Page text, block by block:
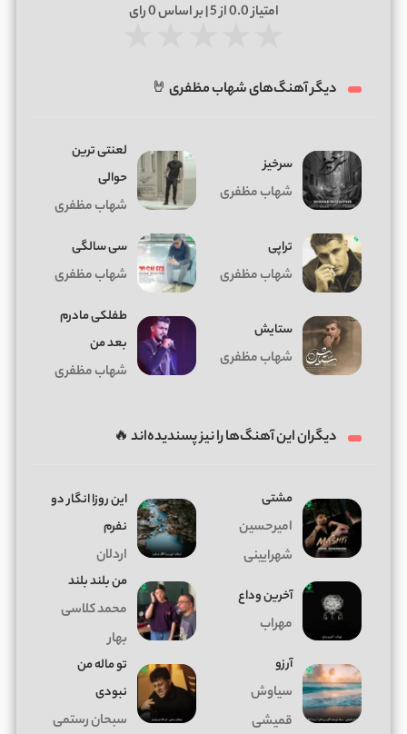
امتیاز0.0از 5 | بر اساس 0رای
دیگر آهنگ‌های شهاب مظفری 🤘
سرخیز
شهاب مظفری
لعنتی ترین
حوالی
شهاب مظفری
تراپی
شهاب مظفری
سی سالگی
شهاب مظفری
ستایش
شهاب مظفری
طفلکی مادرم
بعد من
شهاب مظفری
دیگران این آهنگ‌ها را نیز پسندیده‌اند 🔥
مشتی
امیرحسین
شهرایینی
این روزا انگار دو
نفرم
اردلان
آخرین وداع
مهراب
من بلند بلند
محمد کلاسی
بهار
آرزو
سیاوش
قمیشی
تو ماله من
نبودی
سبحان رستمی